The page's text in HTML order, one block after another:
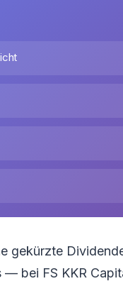
gekürzte
bei FS KKR